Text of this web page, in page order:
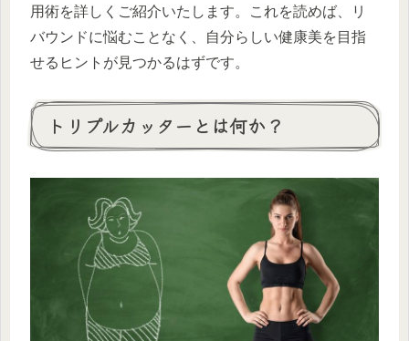
用術を詳しくご紹介いたします。これを読めば、リ
バウンドに悩むことなく、自分らしい健康美を目指
せるヒントが見つかるはずです。
トリプルカッターとは何か？